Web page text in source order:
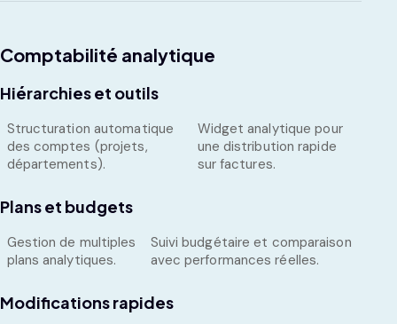
Comptabilité analytique
Hiérarchies et outils
Structuration automatique
des comptes (projets,
départements).
Widget analytique pour
une distribution rapide
sur factures.
Plans et budgets
Gestion de multiples
plans analytiques.
Suivi budgétaire et comparaison
avec performances réelles.
Modifications rapides